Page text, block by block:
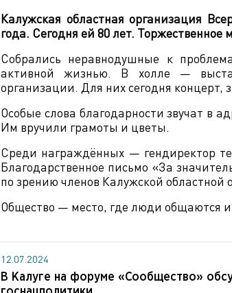
Калужская областная организация
года. Сегодня ей 80 лет.
Собрались неравнодушные к
активной жизнью. В холле —
организации. Для них сегодня концерт,
Особые слова благодарности звучат в
Им вручили грамоты и цветы.
Среди награждённых — гендиректор
Благодарственное письмо «За
по зрению членов Калужской областной
Общество — место, где люди общаются и
12.07.2024
В Калуге на форуме «Сообщество»